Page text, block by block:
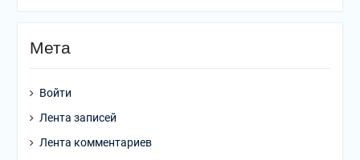
Мета
Войти
Лента записей
Лента комментариев